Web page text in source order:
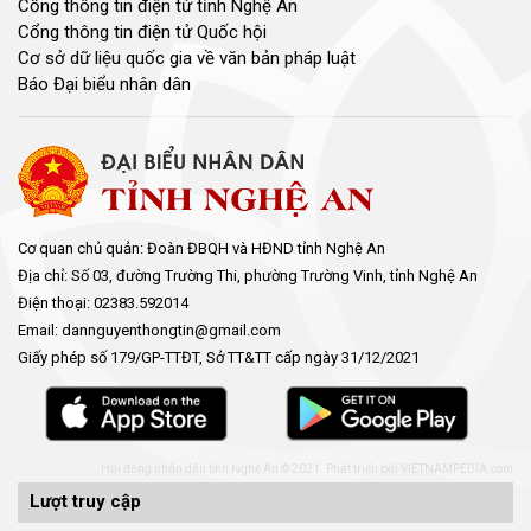
Cổng thông tin điện tử tỉnh Nghệ An
Cổng thông tin điện tử Quốc hội
Cơ sở dữ liệu quốc gia về văn bản pháp luật
Báo Đại biểu nhân dân
Cơ quan chủ quản: Đoàn ĐBQH và HĐND tỉnh Nghệ An
Địa chỉ: Số 03, đường Trường Thi, phường Trường Vinh, tỉnh Nghệ An
Điện thoại: 02383.592014
Email: dannguyenthongtin@gmail.com
Giấy phép số 179/GP-TTĐT, Sở TT&TT cấp ngày 31/12/2021
Hội đồng nhân dân tỉnh Nghệ An © 2021. Phát triển bởi
Lượt truy cập